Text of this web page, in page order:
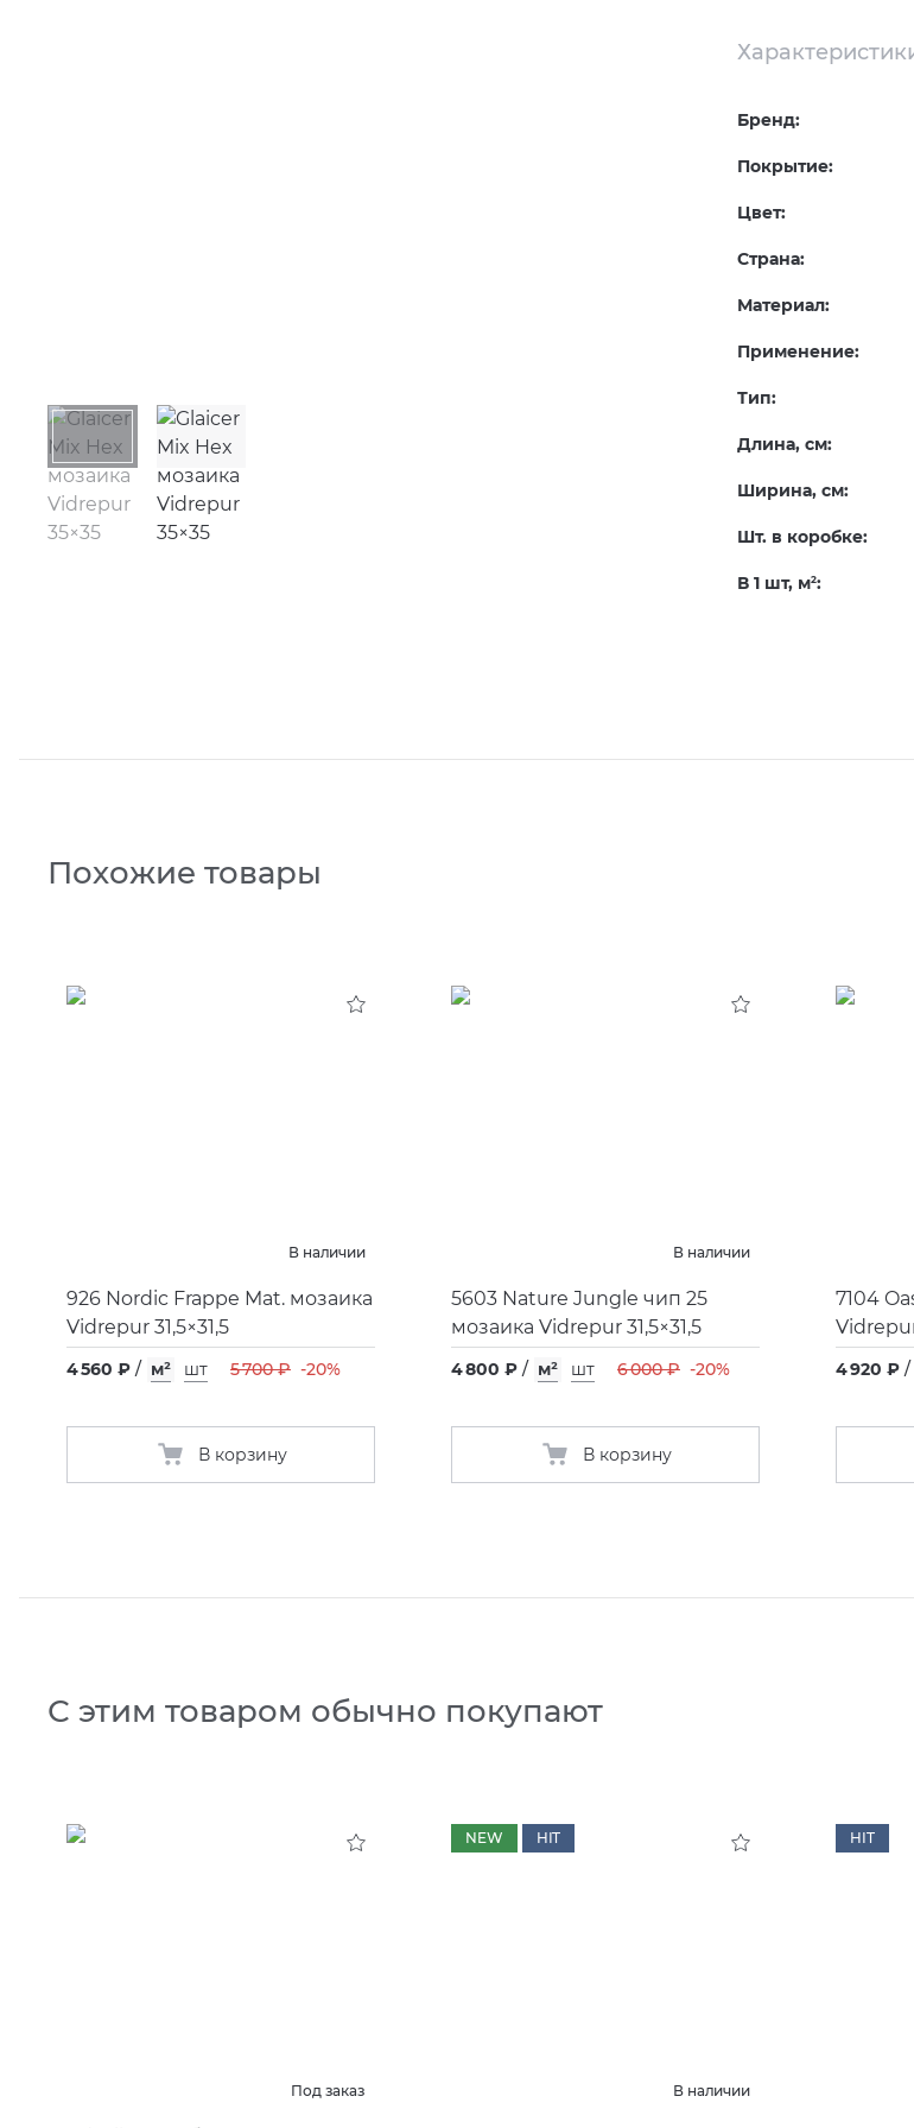
Бренд:
Покрытие:
Цвет:
Страна:
Материал:
Применение:
Тип:
Длина, см:
Ширина, см:
Шт. в коробке:
В 1 шт, м2:
Похожие товары
В наличии
926 Nordic Frappe Mat. мозаика
Vidrepur 31,5×31,5
4 560 ₽ / м² шт 5 700 ₽ -20%
В корзину
В наличии
5603 Nature Jungle чип 25
мозаика Vidrepur 31,5×31,5
4 800 ₽ / м² шт 6 000 ₽ -20%
В корзину
7104
Vidrepur
4 920 ₽ /
С этим товаром обычно покупают
Под заказ
NEW HIT
В наличии
HIT